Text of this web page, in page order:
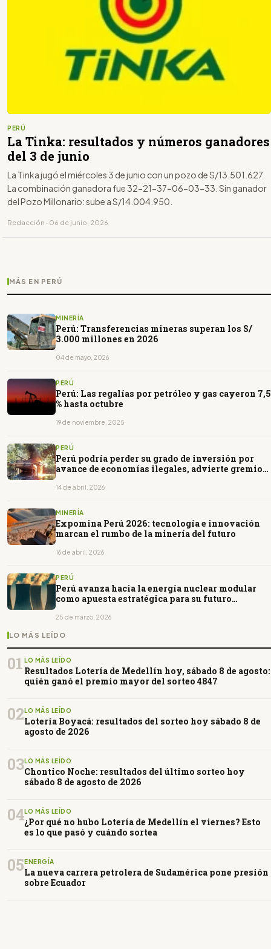
PERÚ
La Tinka: resultados y números ganadores
del 3 de junio
La Tinka jugó el miércoles 3 de junio con un pozo de S/13.501.627.
La combinación ganadora fue 32-21-37-06-03-33. Sin ganador
del Pozo Millonario: sube a S/14.004.950.
Redacción · 06 de junio, 2026
MÁS EN PERÚ
MINERÍA
Perú: Transferencias mineras superan los S/
3.000 millones en 2026
04 de mayo, 2026
PERÚ
Perú: Las regalías por petróleo y gas cayeron 7,5
% hasta octubre
19 de noviembre, 2025
PERÚ
Perú podría perder su grado de inversión por
avance de economías ilegales, advierte gremio
14 de abril, 2026
MINERÍA
Expomina Perú 2026: tecnología e innovación
marcan el rumbo de la minería del futuro
16 de abril, 2026
PERÚ
Perú avanza hacia la energía nuclear modular
como apuesta estratégica para su futuro
25 de marzo, 2026
LO MÁS LEÍDO
01 LO MÁS LEÍDO
Resultados Lotería de Medellín hoy, sábado 8 de agosto:
quién ganó el premio mayor del sorteo 4847
02LO MÁS LEÍDO
Lotería Boyacá: resultados del sorteo hoy sábado 8 de
agosto de 2026
03LO MÁS LEÍDO
Chontico Noche: resultados del último sorteo hoy
sábado 8 de agosto de 2026
04LO MÁS LEÍDO
¿Por qué no hubo Lotería de Medellín el viernes? Esto
es lo que pasó y cuándo sortea
05ENERGÍA
La nueva carrera petrolera de Sudamérica pone presión
sobre Ecuador